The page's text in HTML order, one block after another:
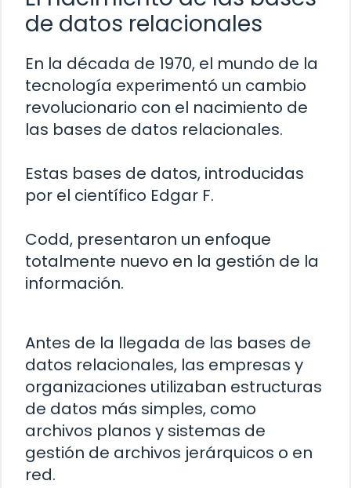
de datos relacionales
En la década de 1970, el mundo de la
tecnología experimentó un cambio
revolucionario con el nacimiento de
las bases de datos relacionales.
Estas bases de datos, introducidas
por el científico Edgar F.
Codd, presentaron un enfoque
totalmente nuevo en la gestión de la
información.
Antes de la llegada de las bases de
datos relacionales, las empresas y
organizaciones utilizaban estructuras
de datos más simples, como
archivos planos y sistemas de
gestión de archivos jerárquicos o en
red.